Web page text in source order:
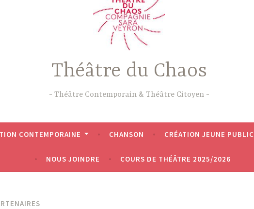
Théâtre du Chaos
Théâtre Contemporain & Théâtre Citoyen
CONTEMPORAINE CHANSON CRÉATION JEUNE PUBLIC
NOUS JOINDRE COURS DE THÉÂTRE 2025/2026